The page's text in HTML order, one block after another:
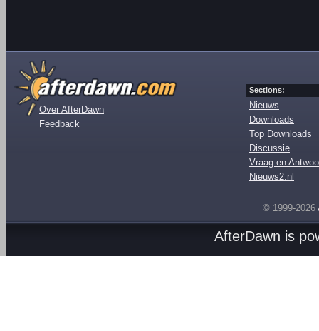
Over AfterDawn
Feedback
Sections:
Nieuws
Downloads
Top Downloads
Discussie
Vraag en
Nieuws2.nl
© 1999-2026
AfterDawn is